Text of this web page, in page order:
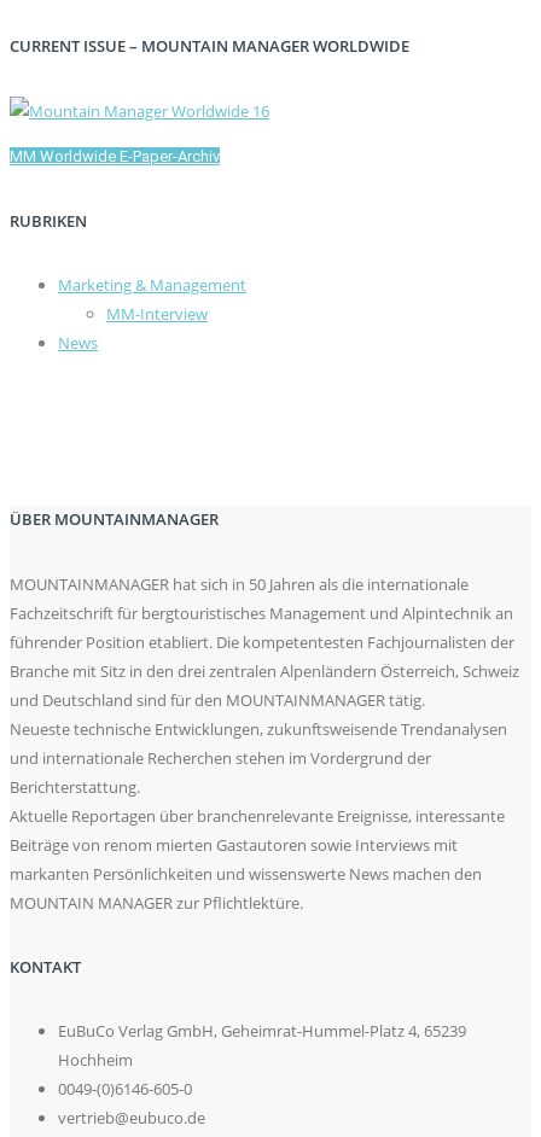
CURRENT ISSUE – MOUNTAIN MANAGER WORLDWIDE
MM Worldwide E-Paper-Archiv
RUBRIKEN
Marketing & Management
MM-Interview
News
ÜBER MOUNTAINMANAGER
MOUNTAINMANAGER hat sich in 50 Jahren als die internationale
Fachzeitschrift für bergtouristisches Management und Alpintechnik an
führender Position etabliert. Die kompetentesten Fachjournalisten der
Branche mit Sitz in den drei zentralen Alpenländern Österreich, Schweiz
und Deutschland sind für den MOUNTAINMANAGER tätig.
Neueste technische Entwicklungen, zukunftsweisende Trendanalysen
und internationale Recherchen stehen im Vordergrund der
Berichterstattung.
Aktuelle Reportagen über branchenrelevante Ereignisse, interessante
Beiträge von renom mierten Gastautoren sowie Interviews mit
markanten Persönlichkeiten und wissenswerte News machen den
MOUNTAIN MANAGER zur Pflichtlektüre.
KONTAKT
EuBuCo Verlag GmbH, Geheimrat-Hummel-Platz 4, 65239
Hochheim
0049-(0)6146-605-0
vertrieb@eubuco.de